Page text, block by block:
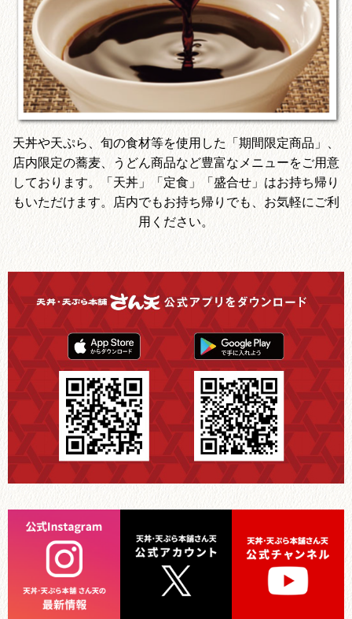
天丼や天ぷら、旬の食材等を使用した「期間限定商品」、
店内限定の蕎麦、うどん商品など豊富なメニューをご用意
しております。「天丼」「定食」「盛合せ」はお持ち帰り
もいただけます。店内でもお持ち帰りでも、お気軽にご利
用ください。